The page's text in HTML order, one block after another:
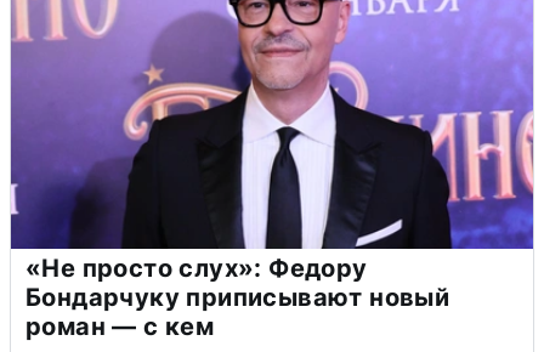
«Не просто слух»: Федору
Бондарчуку приписывают новый
роман — с кем